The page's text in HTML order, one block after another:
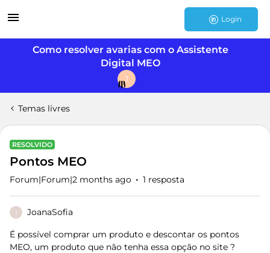
Login
Como resolver avarias com o Assistente
Digital MEO
J
Temas livres
RESOLVIDO
Pontos MEO
Forum|Forum|2 months ago 1 resposta
J JoanaSofia
É possível comprar um produto e descontar os pontos
MEO, um produto que não tenha essa opção no site ?